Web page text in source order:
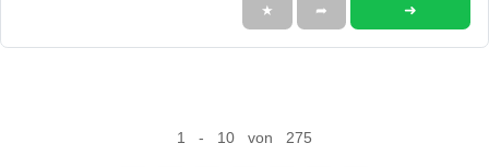
★ ➦ ➜
1 - 10 von 275